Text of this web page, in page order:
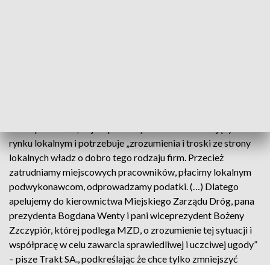
rynku lokalnym i potrzebuje „zrozumienia i troski ze strony
lokalnych władz o dobro tego rodzaju firm. Przecież
zatrudniamy miejscowych pracowników, płacimy lokalnym
podwykonawcom, odprowadzamy podatki. (…) Dlatego
apelujemy do kierownictwa Miejskiego Zarządu Dróg, pana
prezydenta Bogdana Wenty i pani wiceprezydent Bożeny
Zzczypiór, której podlega MZD, o zrozumienie tej sytuacji i
współpracę w celu zawarcia sprawiedliwej i uczciwej ugody”
– pisze Trakt SA., podkreślając że chce tylko zmniejszyć